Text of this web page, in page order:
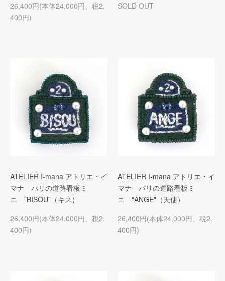
26,400円(本体24,000円、税2,
400円)
SOLD OUT
ATELIER I-mana アトリエ・イ
マナ パリの道路看板ミ
ニ "BISOU"（キス）
26,400円(本体24,000円、税2,
400円)
ATELIER I-mana アトリエ・イ
マナ パリの道路看板ミ
ニ "ANGE"（天使）
26,400円(本体24,000円、税2,
400円)